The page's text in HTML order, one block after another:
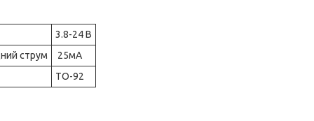
3.8-24 В
струм
25мА
TO-92